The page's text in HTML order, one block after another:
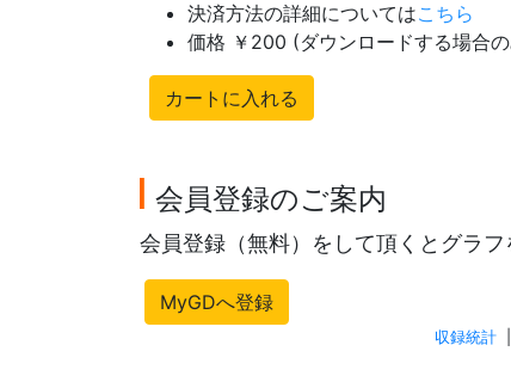
決済方法の詳細についてはこちら
価格 ￥200 (ダウンロードする場合
カートに入れる
会員登録のご案内
会員登録（無料）をして頂くとグラ
MyGDへ登録
収録統計